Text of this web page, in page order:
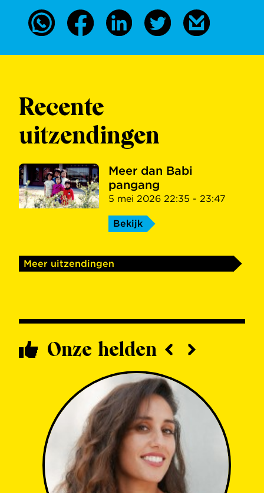
Recente
uitzendingen
Meer dan Babi
pangang
5 mei 2026 22:35 - 23:47
Bekijk
Meer uitzendingen
Onze helden